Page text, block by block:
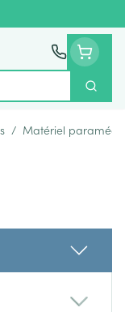
/ Matériel